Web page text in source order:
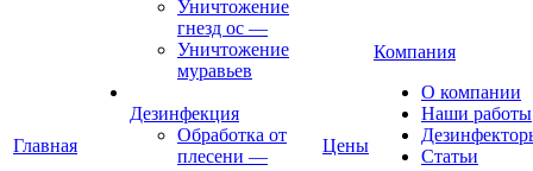
Главная
Уничтожение
гнезд ос —
Уничтожение
муравьев
Дезинфекция
Обработка от
плесени —
Цены
Компания
О компании
Наши работы
Статьи